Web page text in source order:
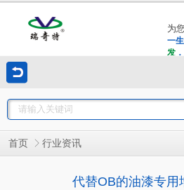
为
一
发
首页 行业资讯
代替OB的油漆专用